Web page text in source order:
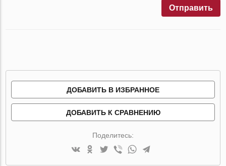
Отправить
ДОБАВИТЬ В ИЗБРАННОЕ
ДОБАВИТЬ К СРАВНЕНИЮ
Поделитесь: